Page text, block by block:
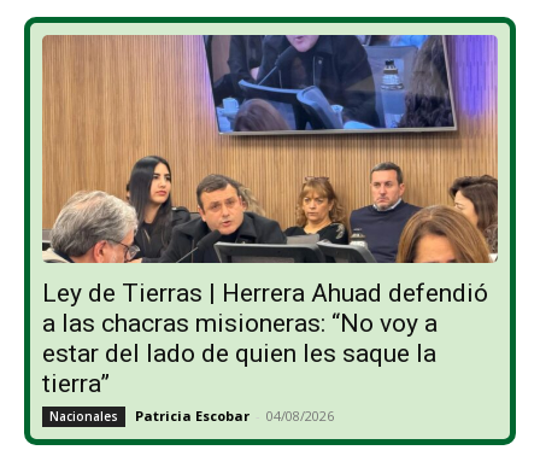
Ley de Tierras | Herrera Ahuad defendió
a las chacras misioneras: “No voy a
estar del lado de quien les saque la
tierra”
Nacionales Patricia Escobar - 04/08/2026